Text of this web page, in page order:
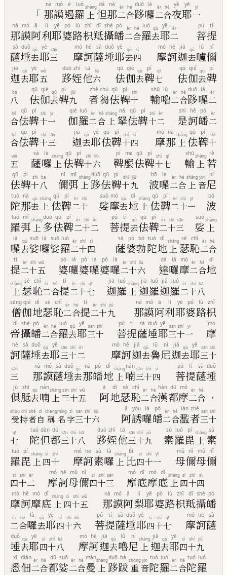
「 那
nà
謨
mó
遏
è
羅
luó
上
shàng
怛
dá
那
nà
二
èr
合
hé
跢
duō
囉
là
二
èr
合
hé
夜
yè
耶
yē
一
yī
那
nà
謨
mó
阿
ā
利
lì
耶
yē
婆
pó
路
lù
枳
zhǐ
羝
dī
攝
shè
皤
pó
二
èr
合
hé
羅
luó
去
qù
耶
yē
二
èr
菩
pú
提
tí
薩
sà
埵
duǒ
去
qù
耶
yē
三
sān
摩
mó
訶
hē
薩
sà
埵
duǒ
耶
yē
去
qù
四
sì
摩
mó
訶
hē
迦
jiā
去
qù
嚧
lú
儞
nǐ
迦
jiā
去
qù
耶
yē
五
wǔ
跢
duō
姪
zhí
他
tā
六
liù
佉
qū
伽
qié
去
qù
鞞
pí
七
qī
佉
qū
伽
qié
去
qù
鞞
pí
八
bā
佉
qū
伽
qié
去
qù
鞞
pí
九
jiǔ
者
zhě
芻
chú
佉
qū
鞞
pí
十
shí
輸
shū
嚕
lǔ
二
èr
合
hé
跢
duō
囉
là
二
èr
合
hé
佉
qū
鞞
pí
十
shí
一
yī
伽
qié
羅
luó
二
èr
合
hé
上
shàng
拏
ná
佉
qū
鞞
pí
十
shí
二
èr
是
shì
訶
hē
皤
pó
二
èr
合
hé
佉
qū
鞞
pí
十
shí
三
sān
迦
jiā
去
qù
耶
yē
佉
qū
鞞
pí
十
shí
四
sì
摩
mó
那
nà
上
shàng
佉
qū
鞞
pí
十
shí
五
wǔ
薩
sà
囉
là
上
shàng
佉
qū
鞞
pí
十
shí
六
liù
鞞
pí
麼
me
佉
qū
鞞
pí
十
shí
七
qī
輸
shū
上
shàng
若
rě
佉
qū
鞞
pí
十
shí
八
bā
儞
nǐ
弭
mǐ
上
shàng
跢
duō
佉
qū
鞞
pí
十
shí
九
jiǔ
波
bō
囉
là
二
èr
合
hé
上
shàng
音
yīn
尼
ní
陀
tuó
那
nà
去
qù
上
shàng
佉
qū
鞞
pí
二
èr
十
shí
娑
suō
摩
mó
去
qù
地
dì
上
shàng
佉
qū
鞞
pí
二
èr
十
shí
一
yī
波
bō
羅
luó
弭
mǐ
上
shàng
多
duō
佉
qū
鞞
pí
二
èr
十
shí
二
èr
菩
pú
提
tí
去
qù
佉
qū
鞞
pí
二
èr
十
shí
三
sān
娑
suō
上
shàng
囉
là
去
qù
娑
suō
囉
là
娑
suō
羅
luó
二
èr
十
shí
四
sì
薩
sà
婆
pó
勃
bó
陀
tuó
地
dì
上
shàng
瑟
sè
恥
chǐ
二
èr
合
hé
提
tí
二
èr
十
shí
五
wǔ
婆
pó
囉
là
婆
pó
囉
là
婆
pó
囉
là
二
èr
十
shí
六
liù
達
dá
囉
là
摩
mó
二
èr
合
hé
地
dì
上
shàng
瑟
sè
恥
chǐ
二
èr
合
hé
提
tí
二
èr
十
shí
七
qī
迦
jiā
羅
luó
上
shàng
迦
jiā
羅
luó
迦
jiā
羅
luó
二
èr
十
shí
八
bā
僧
sēng
伽
qié
地
dì
瑟
sè
恥
chǐ
二
èr
合
hé
提
tí
二
èr
十
shí
九
jiǔ
那
nà
謨
mó
阿
ā
利
lì
耶
yē
婆
pó
路
lù
枳
zhǐ
帝
dì
攝
shè
皤
pó
二
èr
合
hé
羅
luó
去
qù
耶
yē
三
sān
十
shí
菩
pú
提
tí
薩
sà
埵
duǒ
耶
yē
三
sān
十
shí
一
yī
摩
mó
訶
hē
薩
sà
埵
duǒ
去
qù
耶
yē
三
sān
十
shí
二
èr
摩
mó
訶
hē
迦
jiā
去
qù
魯
lǔ
尼
ní
迦
jiā
去
qù
耶
yē
三
sān
十
shí
三
sān
那
nà
謨
mó
薩
sà
埵
duǒ
去
qù
那
nà
皤
pó
地
dì
上
shàng
喃
nán
三
sān
十
shí
四
sì
菩
pú
提
tí
薩
sà
埵
duǒ
俱
jù
胝
zhī
去
qù
喃
nán
上
shàng
三
sān
十
shí
五
wǔ
阿
ā
地
dì
瑟
sè
恥
chǐ
二
èr
合
hé
漢
hàn
都
dū
摩
mó
二
èr
合
hé
，
受
shòu
持
chí
者
zhě
自
zì
稱
chēng
名
míng
字
zì
三
sān
十
shí
六
liù
阿
ā
誘
yòu
囉
là
皤
pó
二
èr
合
hé
濫
làn
者
zhě
三
sān
十
shí
七
qī
陀
tuó
但
dàn
都
dū
三
sān
十
shí
八
bā
跢
duō
姪
zhí
他
tā
三
sān
十
shí
九
jiǔ
素
sù
羅
luó
毘
pí
上
shàng
素
sù
羅
luó
毘
pí
上
shàng
四
sì
十
shí
摩
mó
訶
hē
素
sù
囉
là
上
shàng
比
bǐ
四
sì
十
shí
一
yī
母
mǔ
儞
nǐ
母
mǔ
儞
nǐ
四
sì
十
shí
二
èr
摩
mó
訶
hē
母
mǔ
儞
nǐ
四
sì
十
shí
三
sān
摩
mó
底
dǐ
摩
mó
底
dǐ
上
shàng
四
sì
十
shí
四
sì
摩
mó
訶
hē
摩
mó
底
dǐ
上
shàng
四
sì
十
shí
五
wǔ
那
nà
謨
mó
阿
ā
梨
lí
耶
yē
婆
pó
路
lù
枳
zhǐ
羝
dī
攝
shè
皤
pó
二
èr
合
hé
囉
là
去
qù
耶
yē
四
sì
十
shí
六
liù
菩
pú
提
tí
薩
sà
埵
duǒ
耶
yē
四
sì
十
shí
七
qī
摩
mó
訶
hē
薩
sà
埵
duǒ
去
qù
耶
yē
四
sì
十
shí
八
bā
摩
mó
訶
hē
迦
jiā
去
qù
嚕
lǔ
尼
ní
上
shàng
迦
jiā
去
qù
耶
yē
四
sì
十
shí
九
jiǔ
悉
xī
佃
diàn
二
èr
合
hé
都
dū
娑
suō
二
èr
合
hé
曼
màn
上
shàng
跢
duō
跋
bá
重
zhòng
音
yīn
陀
tuó
羅
luó
二
èr
合
hé
陀
tuó
羅
luó